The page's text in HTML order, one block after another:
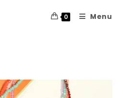
0 Menu